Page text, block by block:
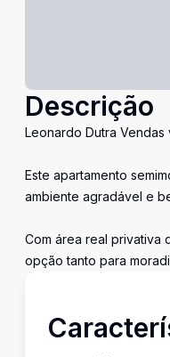
Descrição
Leonardo Dutra
Este apartamento
ambiente agradável e
Com área real privativa
opção tanto para